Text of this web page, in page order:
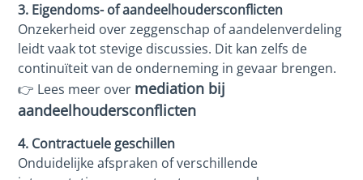
3. Eigendoms- of aandeelhoudersconflicten
Onzekerheid over zeggenschap of aandelenverdeling
leidt vaak tot stevige discussies. Dit kan zelfs de
continuïteit van de onderneming in gevaar brengen.
👉 Lees meer over mediation bij
aandeelhoudersconflicten
4. Contractuele geschillen
Onduidelijke afspraken of verschillende